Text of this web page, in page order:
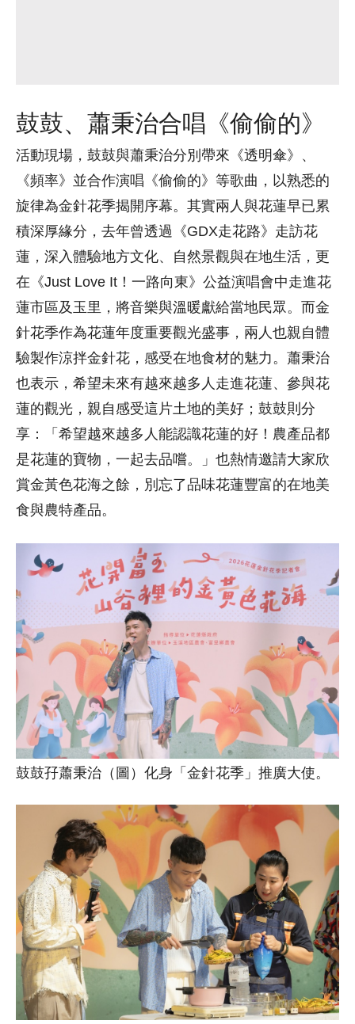
鼓鼓、蕭秉治合唱《偷偷的》
活動現場，鼓鼓與蕭秉治分別帶來《透明傘》、
《頻率》並合作演唱《偷偷的》等歌曲，以熟悉的
旋律為金針花季揭開序幕。其實兩人與花蓮早已累
積深厚緣分，去年曾透過《GDX走花路》走訪花
蓮，深入體驗地方文化、自然景觀與在地生活，更
在《Just Love It！一路向東》公益演唱會中走進花
蓮市區及玉里，將音樂與溫暖獻給當地民眾。而金
針花季作為花蓮年度重要觀光盛事，兩人也親自體
驗製作涼拌金針花，感受在地食材的魅力。蕭秉治
也表示，希望未來有越來越多人走進花蓮、參與花
蓮的觀光，親自感受這片土地的美好；鼓鼓則分
享：「希望越來越多人能認識花蓮的好！農產品都
是花蓮的寶物，一起去品嚐。」也熱情邀請大家欣
賞金黃色花海之餘，別忘了品味花蓮豐富的在地美
食與農特產品。
鼓鼓孖蕭秉治（圖）化身「金針花季」推廣大使。